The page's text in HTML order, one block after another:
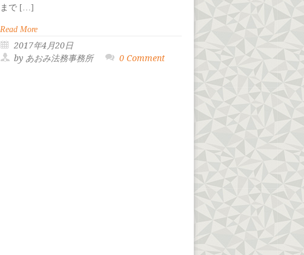
まで […]
Read More
2017年4月20日
by あおみ法務事務所
0 Comment